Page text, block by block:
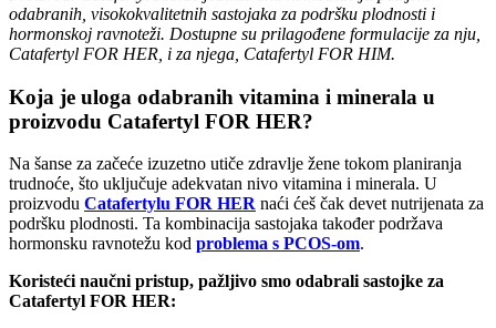
odabranih, visokokvalitetnih sastojaka za podršku plodnosti i
hormonskoj ravnoteži. Dostupne su prilagođene formulacije za nju,
Catafertyl FOR HER, i za njega, Catafertyl FOR HIM.
Koja je uloga odabranih vitamina i minerala u
proizvodu Catafertyl FOR HER?
Na šanse za začeće izuzetno utiče zdravlje žene tokom planiranja
trudnoće, što uključuje adekvatan nivo vitamina i minerala. U
proizvodu Catafertylu FOR HER naći ćeš čak devet nutrijenata za
podršku plodnosti. Ta kombinacija sastojaka također podržava
hormonsku ravnotežu kod problema s PCOS-om.
Koristeći naučni pristup, pažljivo smo odabrali sastojke za
Catafertyl FOR HER: